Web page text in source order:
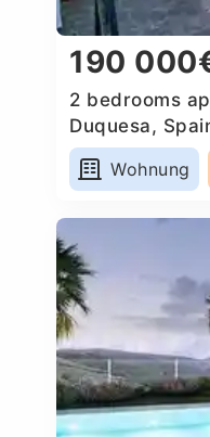
190
2 bedrooms
Duquesa,
Wohnung